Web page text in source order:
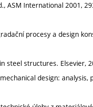
ASM International 2001,
procesy a design
steel structures. Elsevier,
design: analysis,